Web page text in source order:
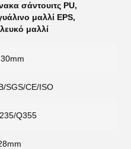
σάντουιτς PU,
μαλλί EPS,
μαλλί
SGS/CE/ISO
Q355